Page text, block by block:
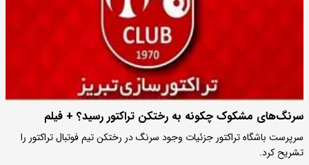
سرنگ‌های مشکوک چکونه به رختکن تراکتور رسید؟ + فیلم
سرپرست باشگاه تراکتور جزئیات وجود سرنگ در رختکن تیم فوتبال تراکتور را
تشریح کرد.